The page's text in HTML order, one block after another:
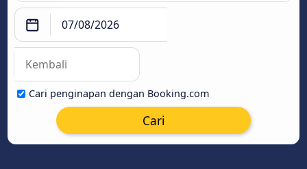
Cari penginapan dengan Booking.com
Cari